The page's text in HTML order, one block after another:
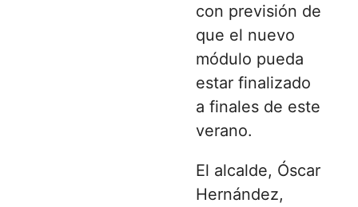
con previsión de
que el nuevo
módulo pueda
estar finalizado
a finales de este
verano.
El alcalde, Óscar
Hernández,